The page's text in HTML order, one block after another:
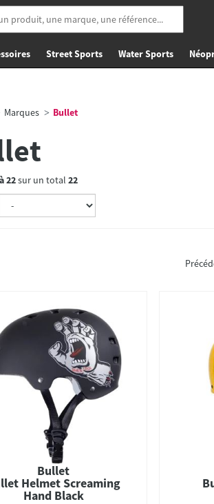
Street Sports Water Sports
Marques Bullet
22sur un total 22
Bullet
Helmet Screaming
Hand Black